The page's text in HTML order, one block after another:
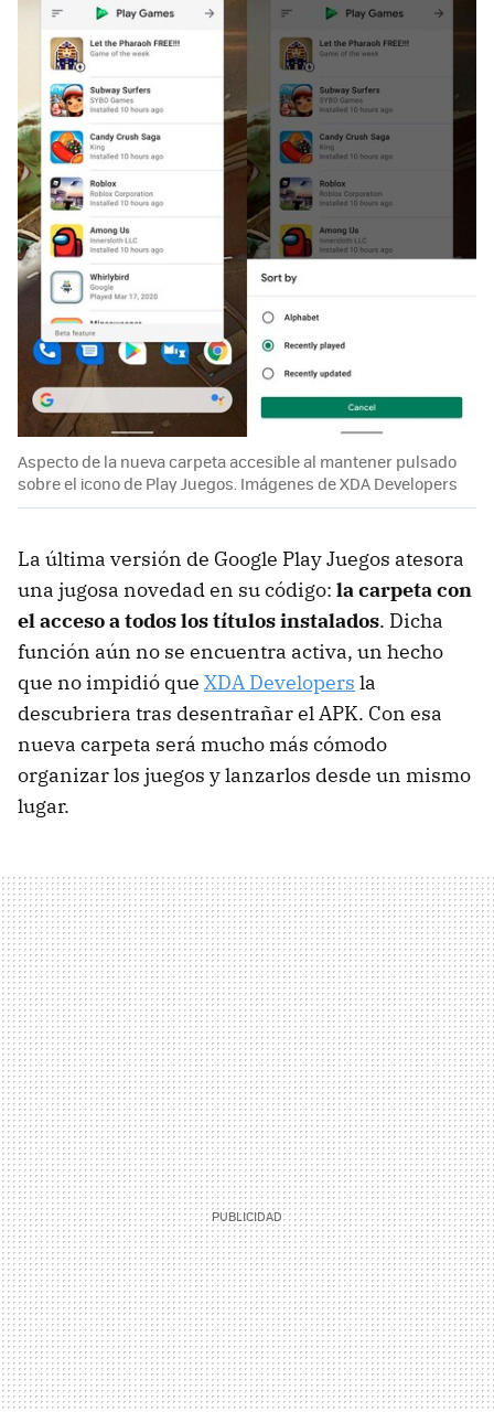
Aspecto de la nueva carpeta accesible al mantener pulsado
sobre el icono de Play Juegos. Imágenes de XDA Developers
La última versión de Google Play Juegos atesora
una jugosa novedad en su código: la carpeta con
el acceso a todos los títulos instalados. Dicha
función aún no se encuentra activa, un hecho
que no impidió que XDA Developers la
descubriera tras desentrañar el APK. Con esa
nueva carpeta será mucho más cómodo
organizar los juegos y lanzarlos desde un mismo
lugar.